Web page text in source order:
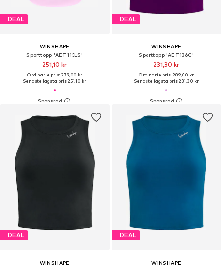
DEAL
WINSHAPE
Sporttopp 'AET115LS'
251,10 kr
Ordinarie pris: 279,00 kr
Senaste lägsta pris:251,10 kr
DEAL
WINSHAPE
Sporttopp 'AET136C'
231,30 kr
Ordinarie pris: 289,00 kr
Senaste lägsta pris:231,30 kr
DEAL
WINSHAPE
DEAL
WINSHAPE